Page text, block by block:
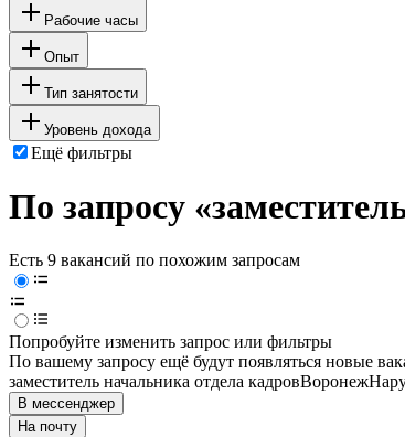
Рабочие часы
Опыт
Тип занятости
Уровень дохода
Ещё фильтры
По запросу
Есть 9 вакансий по похожим запросам
Попробуйте изменить запрос или фильтры
По вашему запросу ещё будут появляться новые
заместитель начальника отдела кадровВоронеж
В мессенджер
На почту